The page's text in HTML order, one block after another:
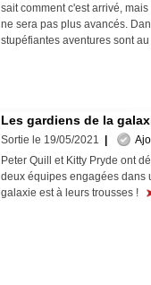
sait comment c'est arrivé,
ne sera pas plus avancés.
stupéfiantes aventures sont
Les gardiens de la
Sortie le 19/05/2021
Peter Quill et Kitty Pryde ont
deux équipes engagées dans
galaxie est à leurs trousses !